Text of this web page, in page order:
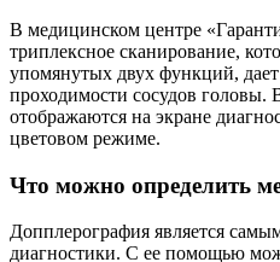
В медицинском центре
триплексное сканирование,
упомянутых двух функций,
проходимости сосудов головы.
отображаются на экране
цветовом режиме.
Что можно определить
Допплерография является
диагностики. С ее помощью